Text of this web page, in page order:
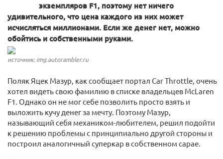
экземпляров F1, поэтому нет ничего
удивительного, что цена каждого из них может
исчисляться миллионами. Если же денег нет, можно
обойтись и собственными руками.
источник: img.autorambler.ru
Поляк Яцек Мазур, как сообщает портал Car Throttle, очень
хотел видеть свою фамилию в списке владельцев McLaren
F1. Однако он не мог себе позволить просто взять и
выложить кучу денег за мечту. Поэтому Мазур,
называющий себя механиком-любителем, решил подойти
к решению проблемы с принципиально другой стороны и
построил аналогичный суперкар в собственном сарае.